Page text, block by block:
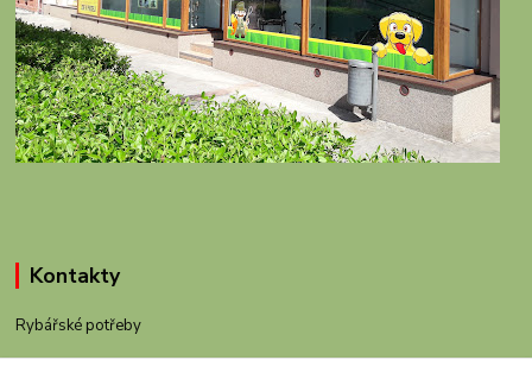
Kontakty
Rybářské potřeby